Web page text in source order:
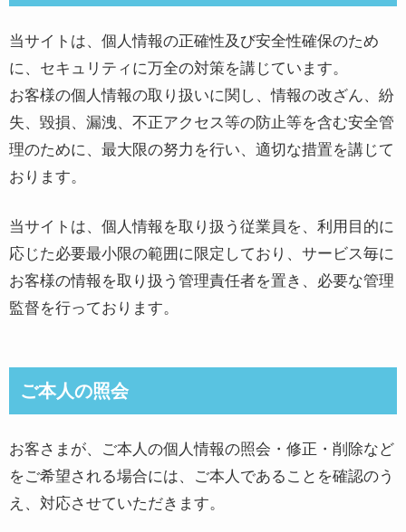
当サイトは、個人情報の正確性及び安全性確保のため
に、セキュリティに万全の対策を講じています。
お客様の個人情報の取り扱いに関し、情報の改ざん、紛
失、毀損、漏洩、不正アクセス等の防止等を含む安全管
理のために、最大限の努力を行い、適切な措置を講じて
おります。
当サイトは、個人情報を取り扱う従業員を、利用目的に
応じた必要最小限の範囲に限定しており、サービス毎に
お客様の情報を取り扱う管理責任者を置き、必要な管理
監督を行っております。
ご本人の照会
お客さまが、ご本人の個人情報の照会・修正・削除など
をご希望される場合には、ご本人であることを確認のう
え、対応させていただきます。